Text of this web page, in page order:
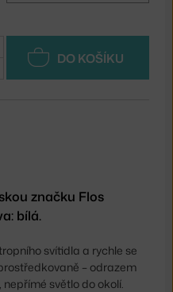
DO KOŠÍKU
značku Flos
bílá.
svítidla a rychle se
– odrazem
světlo do okolí.